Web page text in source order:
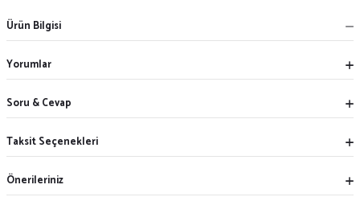
Ürün Bilgisi
Yorumlar
Soru & Cevap
Taksit Seçenekleri
Önerileriniz